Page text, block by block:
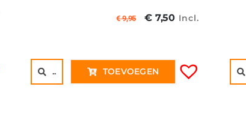
€9,95
Oorspronkelijke
€ 9,95€ 8,22.
€ 7,50Huidige
€ 7,50€ 6,20.
Incl.
.. TOEVOEGEN